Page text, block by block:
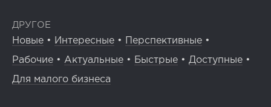
ДРУГОЕ
Новые • Интересные • Перспективные •
Рабочие • Актуальные • Быстрые • Доступные •
Для малого бизнеса